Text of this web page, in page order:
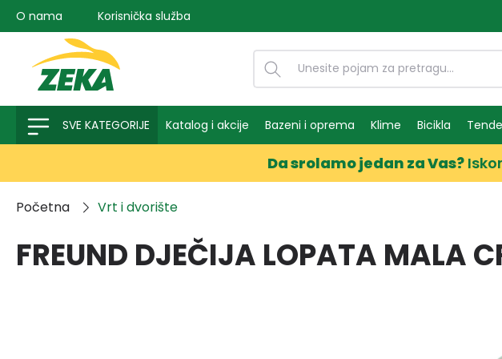
pretragu Preskoči na glavnu navigaciju
O nama Korisnička služba
SVE KATEGORIJE Katalog i akcije Bazeni i oprema Klime Bicikla Tende
Da srolamo jedan za Vas?
Početna Vrt i dvorište
FREUND DJEČIJA LOPATA MALA